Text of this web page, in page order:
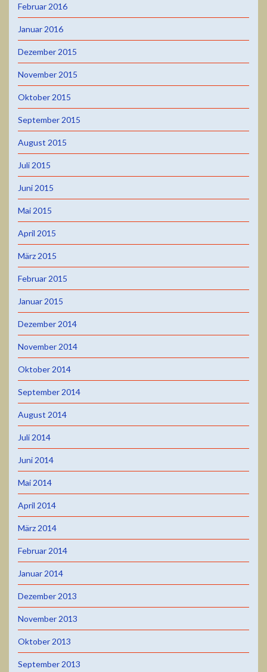
Februar 2016
Januar 2016
Dezember 2015
November 2015
Oktober 2015
September 2015
August 2015
Juli 2015
Juni 2015
Mai 2015
April 2015
März 2015
Februar 2015
Januar 2015
Dezember 2014
November 2014
Oktober 2014
September 2014
August 2014
Juli 2014
Juni 2014
Mai 2014
April 2014
März 2014
Februar 2014
Januar 2014
Dezember 2013
November 2013
Oktober 2013
September 2013